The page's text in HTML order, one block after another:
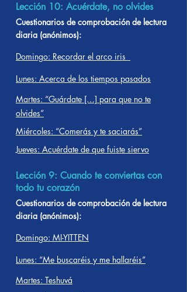
Lección 10: Acuérdate, no olvides
Cuestionarios de comprobación de lectura
diaria (anónimos):
Domingo: Recordar el arco iris
Lunes: Acerca de los tiempos pasados
Martes: “Guárdate […] para que no te
olvides”
Miércoles: “Comerás y te saciarás”
Jueves: Acuérdate de que fuiste siervo
Lección 9: Cuando te conviertas con
todo tu corazón
Cuestionarios de comprobación de lectura
diaria (anónimos):
Domingo: MI-YITTEN
Lunes: “Me buscaréis y me hallaréis”
Martes: Teshuvá